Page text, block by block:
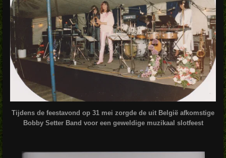
Tijdens de feestavond op 31 mei zorgde de uit België afkomstige
Bobby Setter Band voor een geweldige muzikaal slotfeest